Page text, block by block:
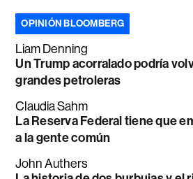
OPINIÓN BLOOMBERG
Liam Denning
Un Trump acorralado podría
grandes petroleras
Claudia Sahm
La Reserva Federal tiene que
a la gente común
John Authers